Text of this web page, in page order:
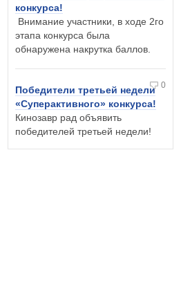
конкурса!
Внимание участники, в ходе 2го
этапа конкурса была
обнаружена накрутка баллов.
0
Победители третьей недели
«Суперактивного» конкурса!
Кинозавр рад объявить
победителей третьей недели!